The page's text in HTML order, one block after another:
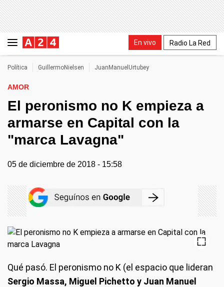
En vivo Radio La Red
Política GuillermoNielsen JuanManuelUrtubey
AMOR
El peronismo no K empieza a
armarse en Capital con la
"marca Lavagna"
05 de diciembre de 2018 - 15:58
Qué pasó. El peronismo no K (el espacio que lideran
Sergio Massa, Miguel Pichetto y Juan Manuel